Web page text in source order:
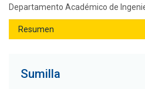
Departamento Académico de
Sumilla